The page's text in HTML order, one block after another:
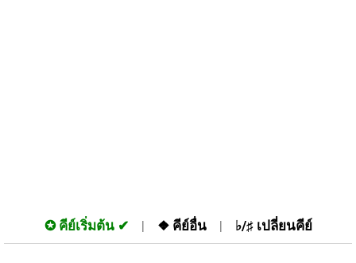
✪ คีย์เริ่มต้น ❖ คีย์อื่น ♭/♯ เปลี่ยนคีย์